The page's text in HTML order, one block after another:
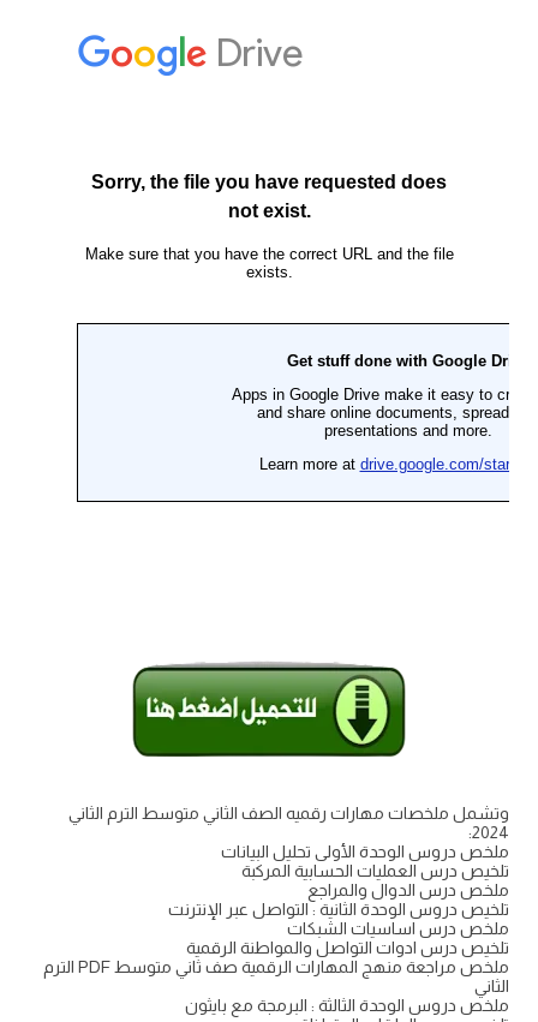
وتشمل ملخصات مهارات رقميه الصف الثاني متوسط الترم الثاني
2024:
ملخص دروس الوحدة الأولى تحليل البيانات
تلخيص درس العمليات الحسابية المركبة
ملخص درس الدوال والمراجع
تلخيص دروس الوحدة الثانية : التواصل عبر الإنترنت
ملخص درس اساسيات الشبكات
تلخيص درس ادوات التواصل والمواطنة الرقمية
ملخص مراجعة منهج المهارات الرقمية صف ثاني متوسط PDF الترم
الثاني
ملخص دروس الوحدة الثالثة : البرمجة مع بايثون